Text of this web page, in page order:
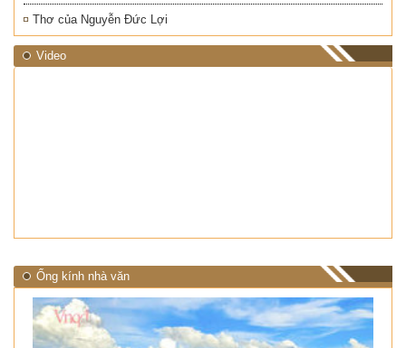
Thơ của Nguyễn Đức Lợi
Video
Ống kính nhà văn